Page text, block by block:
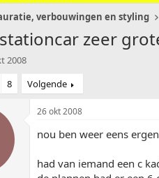
verbouwingen en styling
zeer
2008
8 Volgende
26 okt 2008
nou ben weer eens
had van iemand een c